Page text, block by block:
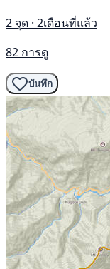
2 จุด · 2เดือนที่แล้ว
82 การดู
บันทึก